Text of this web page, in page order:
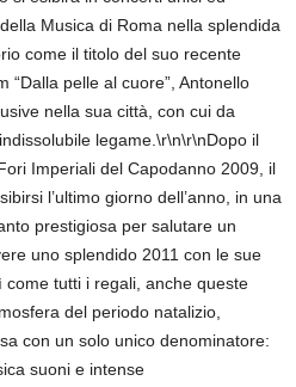
Musica di Roma nella splendida
come il titolo del suo recente
“Dalla pelle al cuore”, Antonello
nella sua città, con cui da
legame.\r\n\r\nDopo il
Imperiali del Capodanno 2009, il
l’ultimo giorno dell’anno, in una
prestigiosa per salutare un
uno splendido 2011 con le sue
tutti i regali, anche queste
del periodo natalizio,
con un solo unico denominatore:
suoni e intense